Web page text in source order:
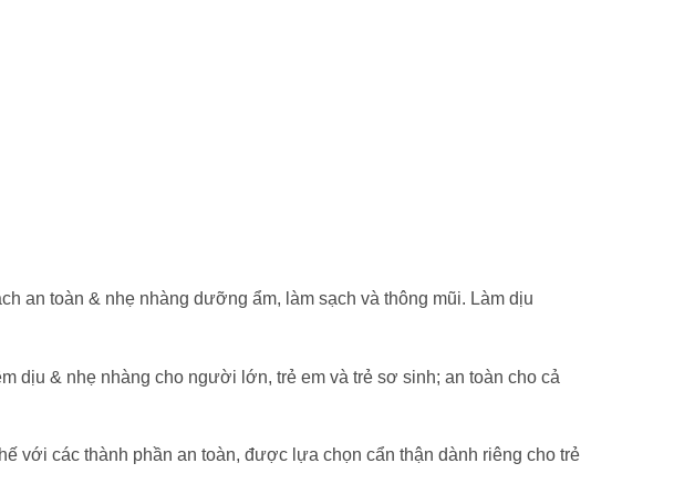
an toàn & nhẹ nhàng dưỡng ẩm, làm sạch và thông mũi. Làm dịu
dịu & nhẹ nhàng cho người lớn, trẻ em và trẻ sơ sinh; an toàn cho cả
với các thành phần an toàn, được lựa chọn cẩn thận dành riêng cho trẻ